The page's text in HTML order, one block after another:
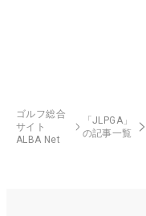
ゴルフ総合
サイト
ALBA Net
「JLPGA」
の記事一覧